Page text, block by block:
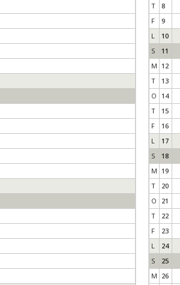
T
8
F
9
L
10
S
11
M 12
T
13
O
14
T
15
F
16
L
17
S
18
M 19
T
20
O
21
T
22
F
23
L
24
S
25
M 26